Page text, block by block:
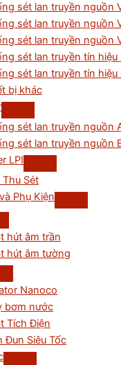
sét lan truyền nguồn
sét lan truyền nguồn
sét lan truyền nguồn
sét lan truyền tín hiệu
sét lan truyền tín hiệu
bị khác
sét lan truyền nguồn
sét lan truyền nguồn
LPI
Thu Sét
Phụ Kiện
hút âm trần
hút âm tường
Nanoco
bơm nước
Tích Điện
Đun Siêu Tốc